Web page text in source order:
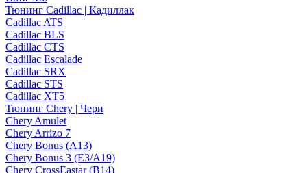
Тюнинг Cadillac | Кадиллак
Cadillac ATS
Cadillac BLS
Cadillac CTS
Cadillac Escalade
Cadillac SRX
Cadillac STS
Cadillac XT5
Тюнинг Chery | Чери
Chery Amulet
Chery Arrizo 7
Chery Bonus (A13)
Chery Bonus 3 (E3/A19)
Chery CrossEastar (B14)